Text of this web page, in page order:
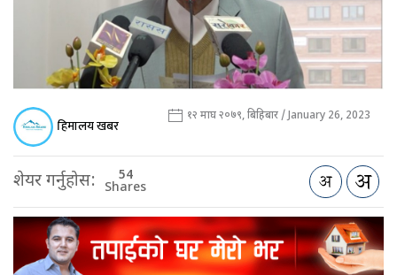
हिमालय खबर १२ माघ २०७९, बिहिबार / January 26, 2023
शेयर गर्नुहोस: 54
Shares